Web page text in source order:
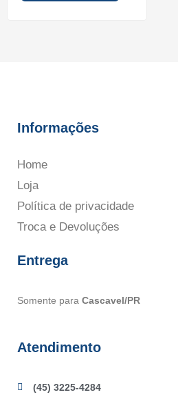
Informações
Home
Loja
Política de privacidade
Troca e Devoluções
Entrega
Somente para Cascavel/PR
Atendimento
(45) 3225-4284